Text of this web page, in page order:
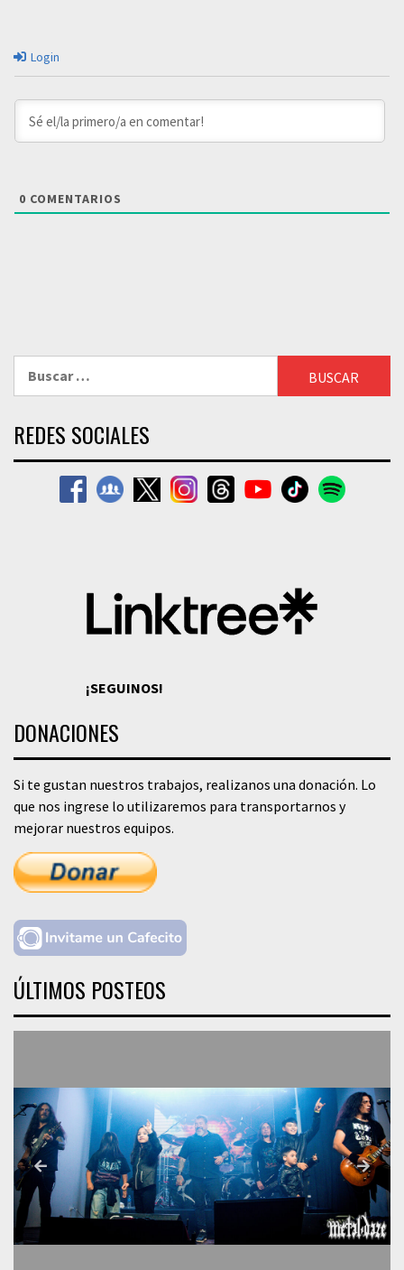
Login
0 COMENTARIOS
REDES SOCIALES
¡SEGUINOS!
DONACIONES
Si te gustan nuestros trabajos, realizanos una donación. Lo
que nos ingrese lo utilizaremos para transportarnos y
mejorar nuestros equipos.
ÚLTIMOS POSTEOS